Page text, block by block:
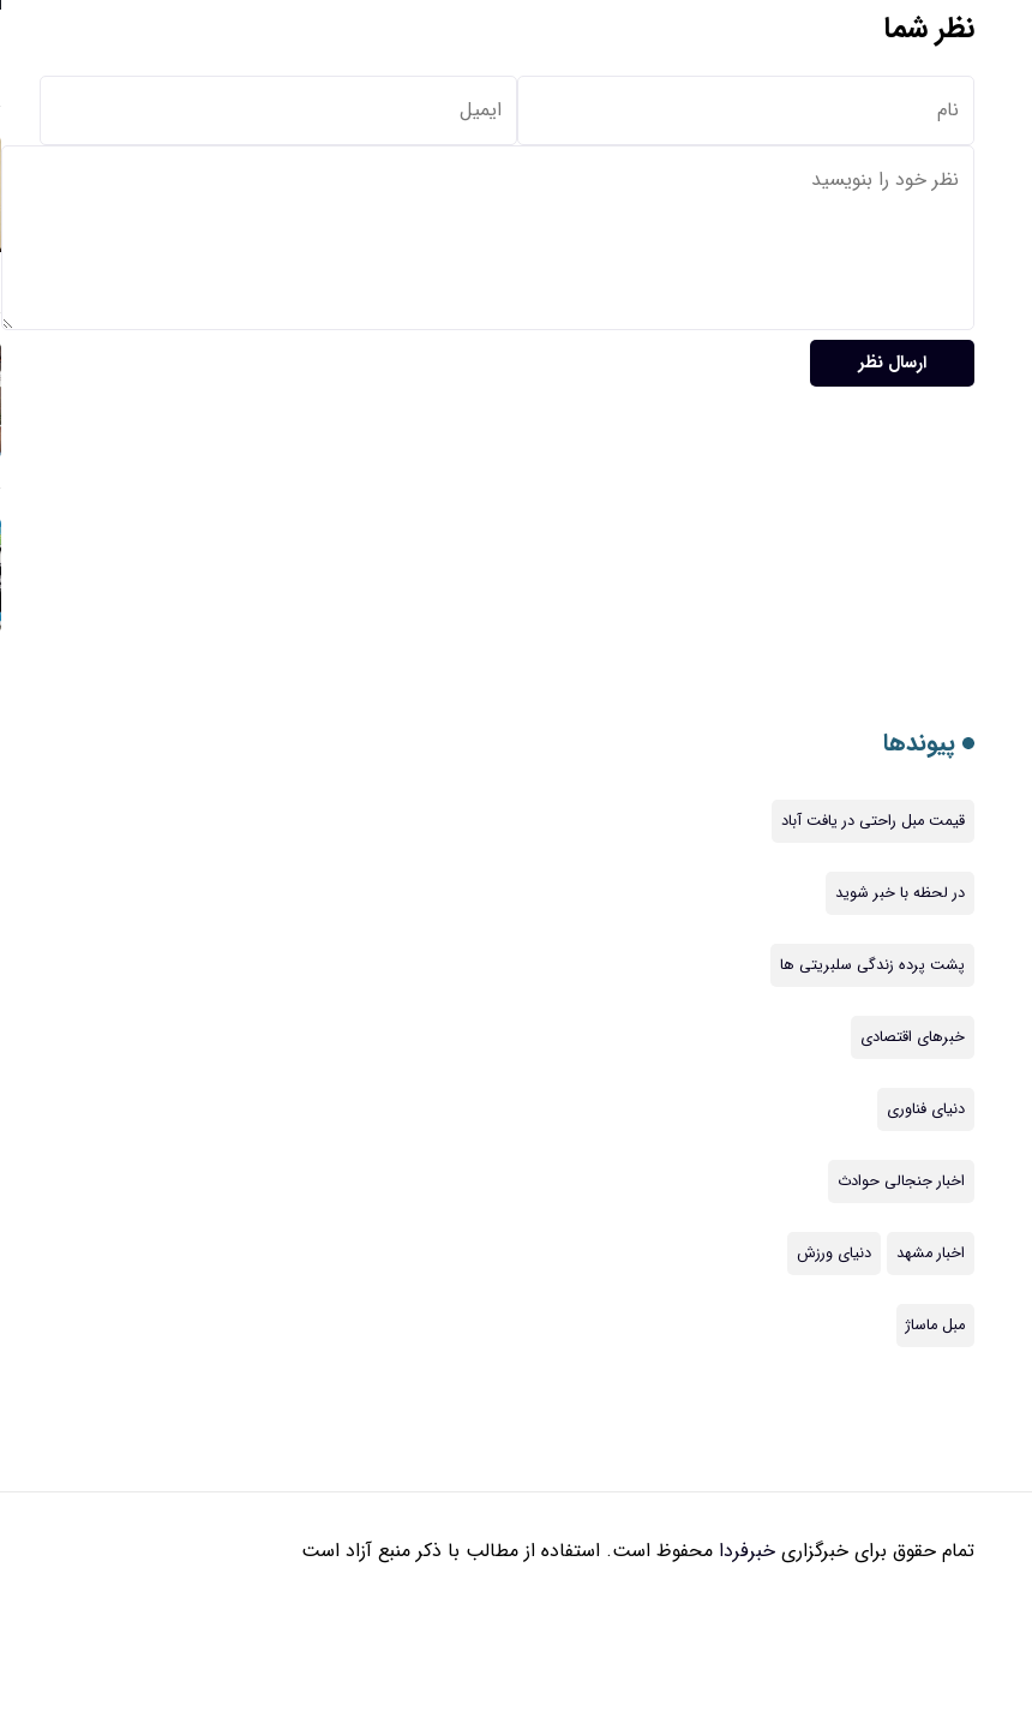
نظر شما
ارسال نظر
پیوندها
قیمت مبل راحتی در یافت آباد
در لحظه با خبر شوید
پشت پرده زندگی سلبریتی ها
خبرهای اقتصادی
دنیای فناوری
اخبار جنجالی حوادث
اخبار مشهد دنیای ورزش
مبل ماساژ
تمام حقوق برای خبرگزاری خبرفردا محفوظ است. استفاده از مطالب با ذکر منبع آزاد است